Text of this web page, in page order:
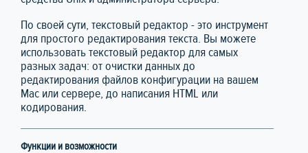
По своей сути, текстовый редактор - это инструмент
для простого редактирования текста. Вы можете
использовать текстовый редактор для самых
разных задач: от очистки данных до
редактирования файлов конфигурации на вашем
Mac или сервере, до написания HTML или
кодирования.
Функции и возможности